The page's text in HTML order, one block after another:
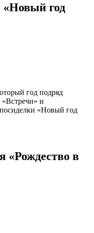
«Новый год
год подряд
«Встречи» и
«Новый год
«Рождество в